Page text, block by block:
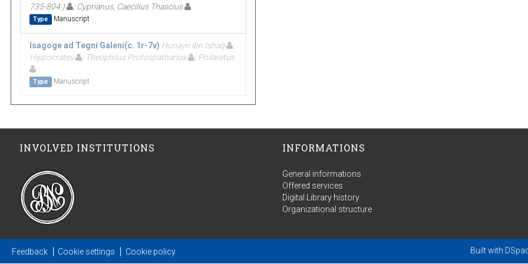
735-804 )
; Cyprianus, Caecilius Thascius
Type Manuscript
Isagoge ad Tegni Galeni(c. 1r-7v) Hunayn ibn Ishaq
;
Hippocrates
; Theophilus Protospatharius ; Philaretus
Type Manuscript
INVOLVED INSTITUTIONS INFORMATIONS
General informations
Offered services
Digital Library history
Organizational structure
Feedback Cookie settings Cookie policy Built with